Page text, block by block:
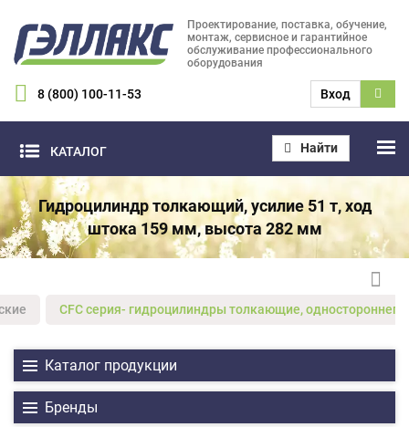
Проектирование, поставка, обучение,
монтаж, сервисное и гарантийное
обслуживание профессионального
оборудования
8 (800) 100-11-53 Вход
КАТАЛОГ Найти
Гидроцилиндр толкающий, усилие 51 т, ход
штока 159 мм, высота 282 мм
CFС серия- гидроцилиндры толкающие, одностороннего
Каталог продукции
Бренды